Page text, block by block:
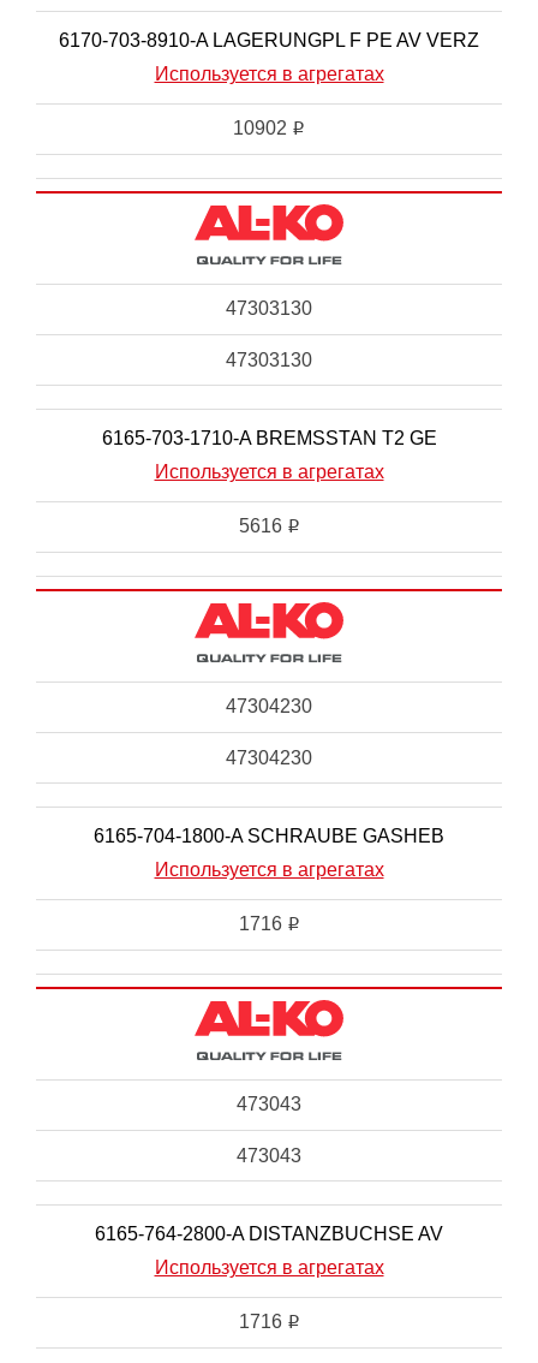
6170-703-8910-A LAGERUNGPL F PE AV VERZ
Используется в агрегатах
10902 i
47303130
47303130
6165-703-1710-A BREMSSTAN T2 GE
Используется в агрегатах
5616 i
47304230
47304230
6165-704-1800-A SCHRAUBE GASHEB
Используется в агрегатах
1716 i
473043
473043
6165-764-2800-A DISTANZBUCHSE AV
Используется в агрегатах
1716 i